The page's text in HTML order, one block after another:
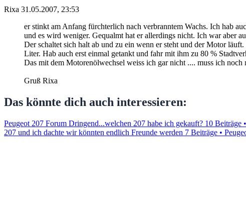
Rixa 31.05.2007, 23:53
er stinkt am Anfang fürchterlich nach verbranntem Wachs. Ich hab
und es wird weniger. Gequalmt hat er allerdings nicht. Ich war aber
Der schaltet sich halt ab und zu ein wenn er steht und der Motor
Liter. Hab auch erst einmal getankt und fahr mit ihm zu 80 %
Das mit dem Motorenölwechsel weiss ich gar nicht .... muss ich noch
Gruß Rixa
Das könnte dich auch interessieren:
Peugeot 207 Forum Dringend...welchen 207 habe ich gekauft? 10 Beiträge
207 und ich dachte wir könnten endlich Freunde werden 7 Beiträge •